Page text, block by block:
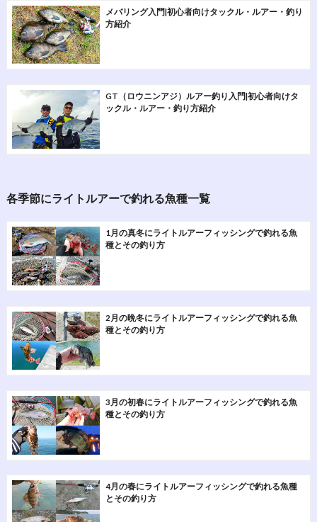
メバリング入門|初心者向けタックル・ルアー・釣り
方紹介
GT（ロウニンアジ）ルアー釣り入門|初心者向けタ
ックル・ルアー・釣り方紹介
各季節にライトルアーで釣れる魚種一覧
1月の真冬にライトルアーフィッシングで釣れる魚
種とその釣り方
2月の晩冬にライトルアーフィッシングで釣れる魚
種とその釣り方
3月の初春にライトルアーフィッシングで釣れる魚
種とその釣り方
4月の春にライトルアーフィッシングで釣れる魚種
とその釣り方